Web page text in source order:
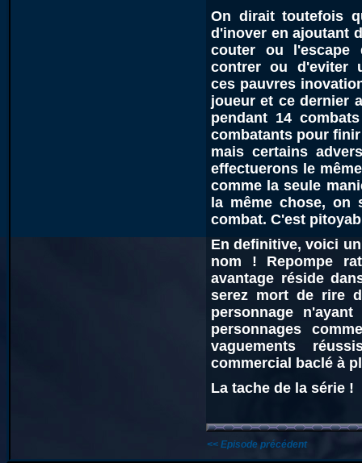
On dirait toutefois
d'inover en ajoutant
couter ou l'escape
contrer ou d'eviter
ces pauvres
joueur et ce dernier
pendant 14
combatants pour
mais certains
effectuerons le
comme la seule
la même chose, on
combat. C'est
En definitive, voici
nom ! Repompe
avantage réside
serez mort de rire
personnage
personnages
vaguements
commercial baclé à
La tache de la série !
<< Episode précédent